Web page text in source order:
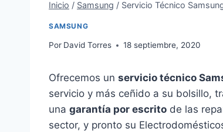
Inicio / Samsung / Servicio Técnico
SAMSUNG
Por David Torres 18 septiembre, 2020
Ofrecemos un servicio técnico
servicio y más ceñido a su bolsillo,
una garantía por escrito de las
sector, y pronto su